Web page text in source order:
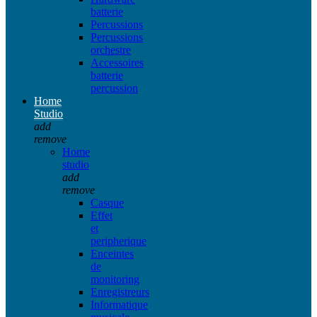
batterie
Percussions
Percussions
orchestre
Accessoires
batterie
percussion
Home
Studio
add
remove
Home
studio
add
remove
Casque
Effet
et
peripherique
Enceintes
de
monitoring
Enregistreurs
Informatique